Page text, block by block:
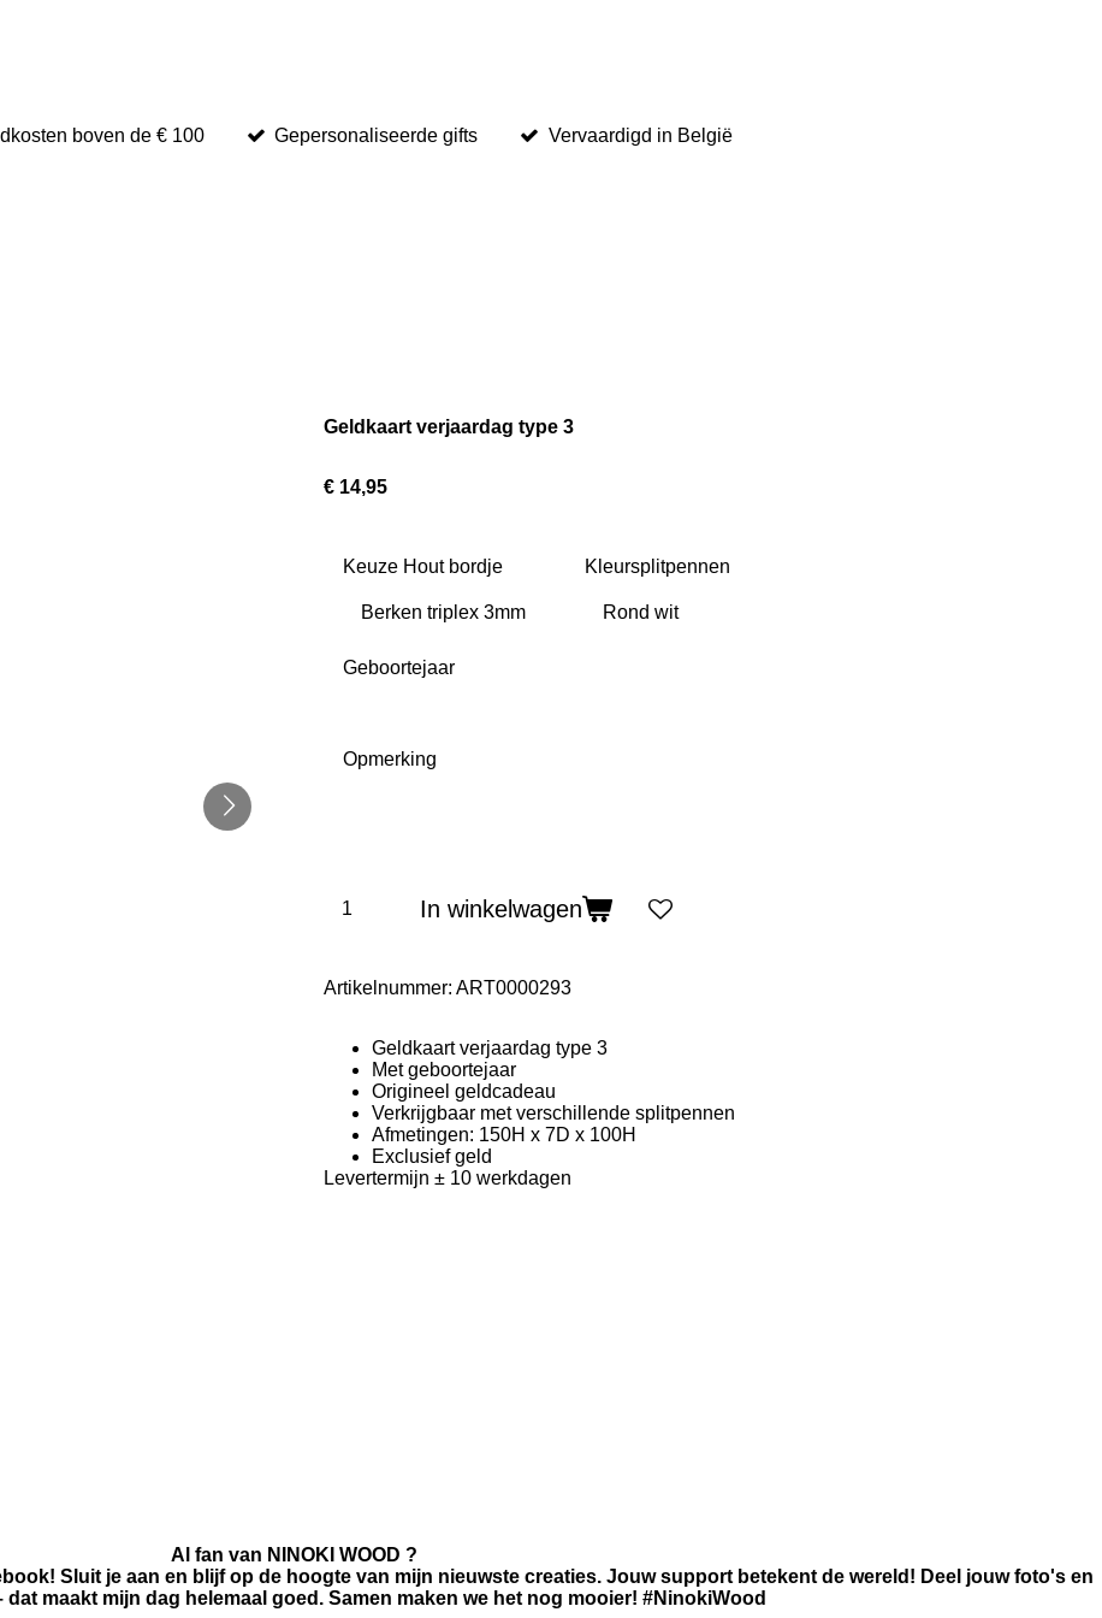
boven de € 100 Gepersonaliseerde gifts Vervaardigd in België
Geldkaart verjaardag type 3
€ 14,95
Keuze Hout bordje Kleursplitpennen
Geboortejaar
Opmerking
In winkelwagen
Artikelnummer: ART0000293
Geldkaart verjaardag type 3
Met geboortejaar
Origineel geldcadeau
Verkrijgbaar met verschillende splitpennen
Afmetingen: 150H x 7D x 100H
Exclusief geld
Levertermijn ± 10 werkdagen
Al fan van NINOKI WOOD ?
Sluit je aan en blijf op de hoogte van mijn nieuwste creaties. Jouw support betekent de wereld! Deel jouw foto's en
dat maakt mijn dag helemaal goed. Samen maken we het nog mooier! #NinokiWood